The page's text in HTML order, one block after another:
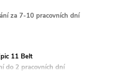
za 7-10 pracovních dní
11 Belt
do 2 pracovních dní